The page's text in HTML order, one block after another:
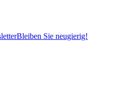
Bleiben Sie neugierig!